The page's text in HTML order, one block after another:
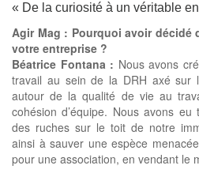
« De la curiosité à un véritable
Agir Mag : Pourquoi avoir décidé
votre entreprise ?
Béatrice Fontana : Nous avons
travail au sein de la DRH axé sur
autour de la qualité de vie au
cohésion d’équipe. Nous avons eu
des ruches sur le toit de notre
ainsi à sauver une espèce
pour une association, en vendant le